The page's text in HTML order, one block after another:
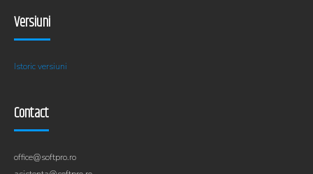
Versiuni
Istoric versiuni
Contact
office@softpro.ro